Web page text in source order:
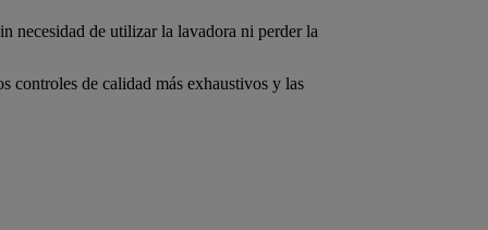
necesidad de utilizar la lavadora ni perder la
controles de calidad más exhaustivos y las